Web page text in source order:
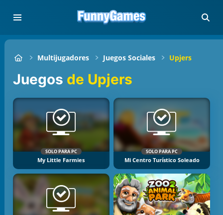
Multijugadores Juegos Sociales Upjers
Juegos de Upjers
SOLO PARA PC
My Little Farmies
SOLO PARA PC
Mi Centro Turístico Soleado